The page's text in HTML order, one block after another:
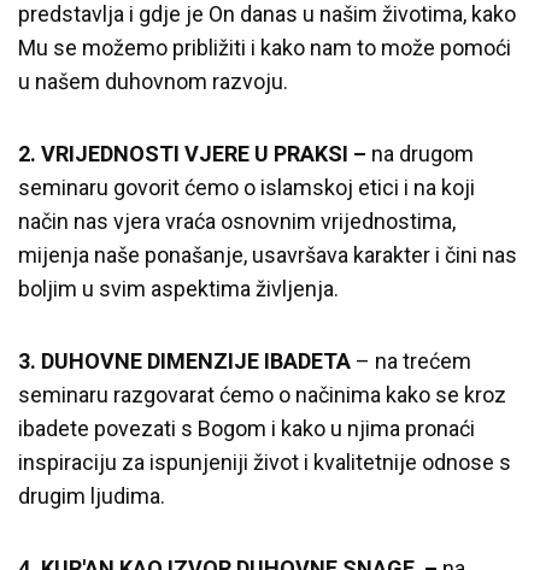
predstavlja i gdje je On danas u našim životima, kako
Mu se možemo približiti i kako nam to može pomoći
u našem duhovnom razvoju.
2. VRIJEDNOSTI VJERE U PRAKSI – na drugom
seminaru govorit ćemo o islamskoj etici i na koji
način nas vjera vraća osnovnim vrijednostima,
mijenja naše ponašanje, usavršava karakter i čini nas
boljim u svim aspektima življenja.
3. DUHOVNE DIMENZIJE IBADETA – na trećem
seminaru razgovarat ćemo o načinima kako se kroz
ibadete povezati s Bogom i kako u njima pronaći
inspiraciju za ispunjeniji život i kvalitetnije odnose s
drugim ljudima.